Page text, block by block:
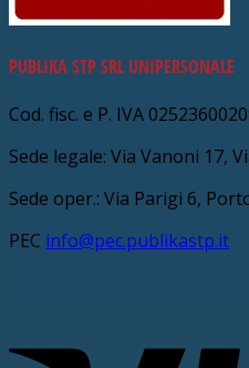
PUBLIKA STP SRL UNIPERSONALE
Cod. fisc. e P. IVA
Sede legale: Via Vanoni 17,
Sede oper.: Via Parigi 6,
PEC info@pec.publikastp.it